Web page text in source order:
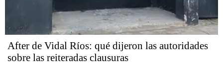
After de Vidal Ríos: qué dijeron las autoridades
sobre las reiteradas clausuras